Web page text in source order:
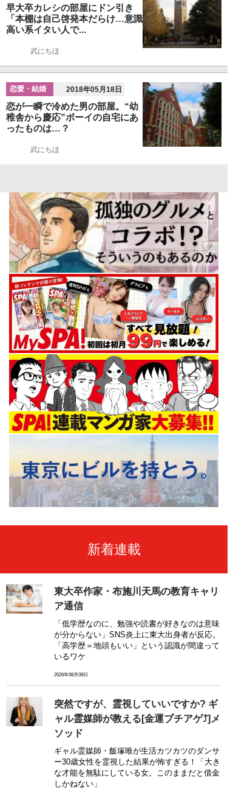
早大卒カレシの部屋にドン引き
「本棚は自己啓発本だらけ…意識
高い系イタい人で...
武にちほ
恋愛・結婚 2018年05月18日
恋が一瞬で冷めた男の部屋。“幼
稚舎から慶応”ボーイの自宅にあ
ったものは…？
武にちほ
新着連載
東大卒作家・布施川天馬の教育キャリ
ア通信
「低学歴なのに、勉強や読書が好きなのは意味
が分からない」SNS炎上に東大出身者が反応。
「高学歴＝地頭もいい」という認識が間違って
いるワケ
2026年08月09日
突然ですが、霊視していいですか? ギ
ャル霊媒師が教える[金運ブチアゲ⤴]メ
ソッド
ギャル霊媒師・飯塚唯が生活カツカツのダンサ
ー30歳女性を霊視した結果が怖すぎる！「大き
な才能を無駄にしている女。このままだと借金
しかねない」